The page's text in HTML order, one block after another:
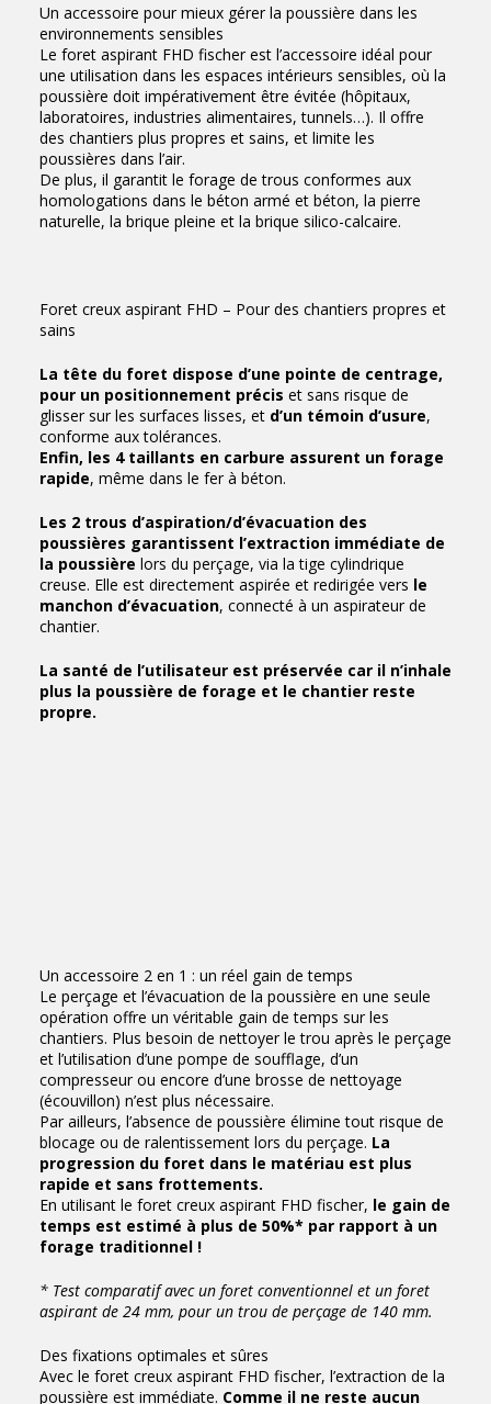
Un accessoire pour mieux gérer la poussière dans les
environnements sensibles
Le foret aspirant FHD fischer est l’accessoire idéal pour
une utilisation dans les espaces intérieurs sensibles, où la
poussière doit impérativement être évitée (hôpitaux,
laboratoires, industries alimentaires, tunnels…). Il offre
des chantiers plus propres et sains, et limite les
poussières dans l’air.
De plus, il garantit le forage de trous conformes aux
homologations dans le béton armé et béton, la pierre
naturelle, la brique pleine et la brique silico-calcaire.
Foret creux aspirant FHD – Pour des chantiers propres et
sains
La tête du foret dispose d’une pointe de centrage,
pour un positionnement précis et sans risque de
glisser sur les surfaces lisses, et d’un témoin d’usure,
conforme aux tolérances.
Enfin, les 4 taillants en carbure assurent un forage
rapide, même dans le fer à béton.
Les 2 trous d’aspiration/d’évacuation des
poussières garantissent l’extraction immédiate de
la poussière lors du perçage, via la tige cylindrique
creuse. Elle est directement aspirée et redirigée vers le
manchon d’évacuation, connecté à un aspirateur de
chantier.
La santé de l’utilisateur est préservée car il n’inhale
plus la poussière de forage et le chantier reste
propre.
Un accessoire 2 en 1 : un réel gain de temps
Le perçage et l’évacuation de la poussière en une seule
opération offre un véritable gain de temps sur les
chantiers. Plus besoin de nettoyer le trou après le perçage
et l’utilisation d’une pompe de soufflage, d’un
compresseur ou encore d’une brosse de nettoyage
(écouvillon) n’est plus nécessaire.
Par ailleurs, l’absence de poussière élimine tout risque de
blocage ou de ralentissement lors du perçage. La
progression du foret dans le matériau est plus
rapide et sans frottements.
En utilisant le foret creux aspirant FHD fischer, le gain de
temps est estimé à plus de 50%* par rapport à un
forage traditionnel !
* Test comparatif avec un foret conventionnel et un foret
aspirant de 24 mm, pour un trou de perçage de 140 mm.
Des fixations optimales et sûres
Avec le foret creux aspirant FHD fischer, l’extraction de la
poussière est immédiate. Comme il ne reste aucun